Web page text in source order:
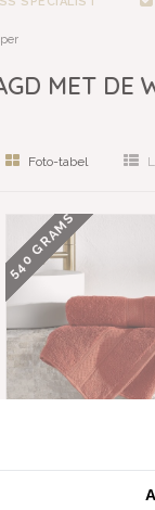
MET DE
Foto-tabel
540 GRAMS
DE WITTE LIETAER
STEPHANIE